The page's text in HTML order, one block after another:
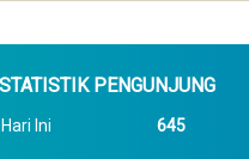
STATISTIK PENGUNJUNG
Hari Ini 645